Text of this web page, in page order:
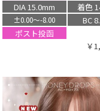
DIA 15.0mm
着色
±0.00〜-8.00
BC
ポスト投函
￥